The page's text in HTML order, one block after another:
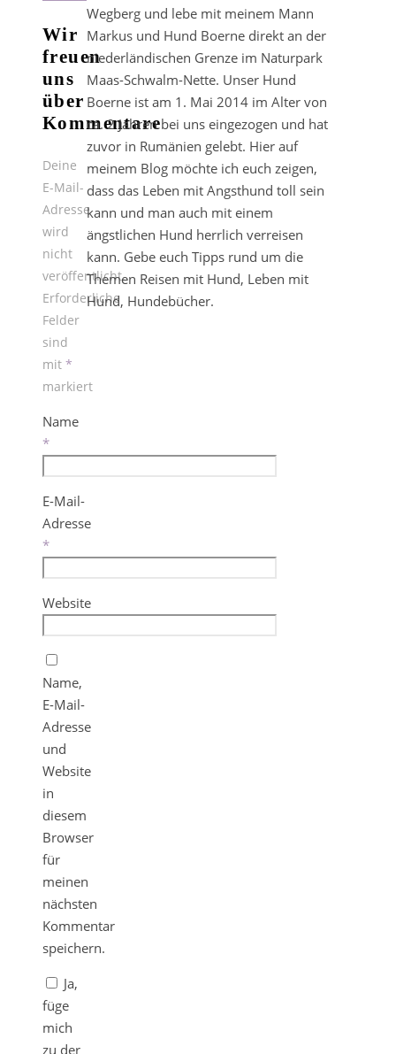
Wir
freuen
uns
über
Kommentare
Deine
E-Mail-
Adresse
wird
nicht
veröffentlicht.
Erforderliche
Felder
sind
mit *
markiert
Name
*
E-Mail-
Adresse
*
Website
Name,
E-Mail-
Adresse
und
Website
in
diesem
Browser
für
meinen
nächsten
Kommentar
speichern.
Ja,
füge
mich
zu der
Wegberg und lebe mit meinem Mann
Markus und Hund Boerne direkt an der
niederländischen Grenze im Naturpark
Maas-Schwalm-Nette. Unser Hund
Boerne ist am 1. Mai 2014 im Alter von
ca. 2 Jahren bei uns eingezogen und hat
zuvor in Rumänien gelebt. Hier auf
meinem Blog möchte ich euch zeigen,
dass das Leben mit Angsthund toll sein
kann und man auch mit einem
ängstlichen Hund herrlich verreisen
kann. Gebe euch Tipps rund um die
Themen Reisen mit Hund, Leben mit
Hund, Hundebücher.